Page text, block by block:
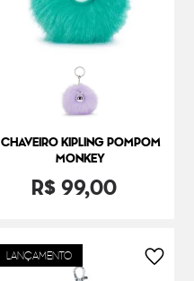
CHAVEIRO KIPLING POMPOM
MONKEY
R$99,00
LANÇAMENTO